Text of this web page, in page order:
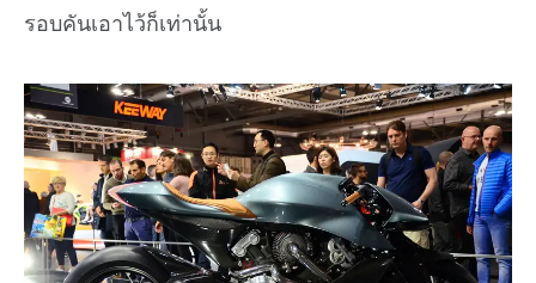
รอบคันเอาไว้ก็เท่านั้น